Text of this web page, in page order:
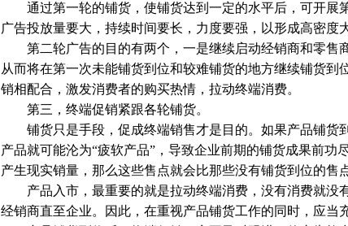
通过第一轮的铺货，使铺货达到一定的水平后，可开展
广告投放量要大，持续时间要长，力度要强，以形成高密度
第二轮广告的目的有两个，一是继续启动经销商和零售
从而将在第一次未能铺货到位和较难铺货的地方继续铺货到
销相配合，激发消费者的购买热情，拉动终端消费。
第三，终端促销紧跟各轮铺货。
铺货只是手段，促成终端销售才是目的。如果产品铺货
产品就可能沦为“疲软产品”，导致企业前期的铺货成果前功
产生现实销量，那么这些售点就会比那些没有铺货到位的售
产品入市，最重要的就是拉动终端消费，没有消费就没
经销商直至企业。因此，在重视产品铺货工作的同时，应当